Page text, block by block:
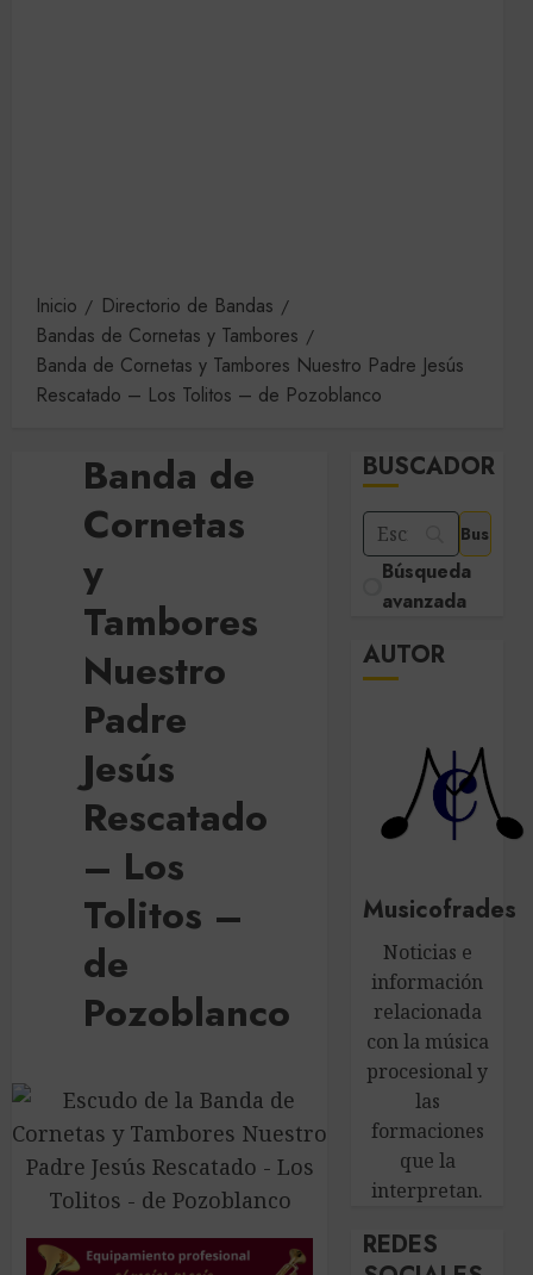
Inicio
Directorio de Bandas
Bandas de Cornetas y Tambores
Banda de Cornetas y Tambores Nuestro Padre Jesús
Rescatado – Los Tolitos – de Pozoblanco
Banda de
Cornetas
y
Tambores
Nuestro
Padre
Jesús
Rescatado
– Los
Tolitos –
de
Pozoblanco
BUSCADOR
Búsqueda
avanzada
AUTOR
Musicofrades
Noticias e
información
relacionada
con la música
procesional y
las
formaciones
que la
interpretan.
REDES